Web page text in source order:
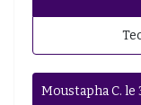
Moustapha C. le